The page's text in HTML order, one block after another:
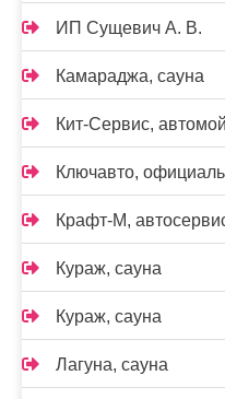
ИП Сущевич А. В.
Камараджа, сауна
Кит-Сервис,
Ключавто,
Крафт-М,
Кураж, сауна
Кураж, сауна
Лагуна, сауна